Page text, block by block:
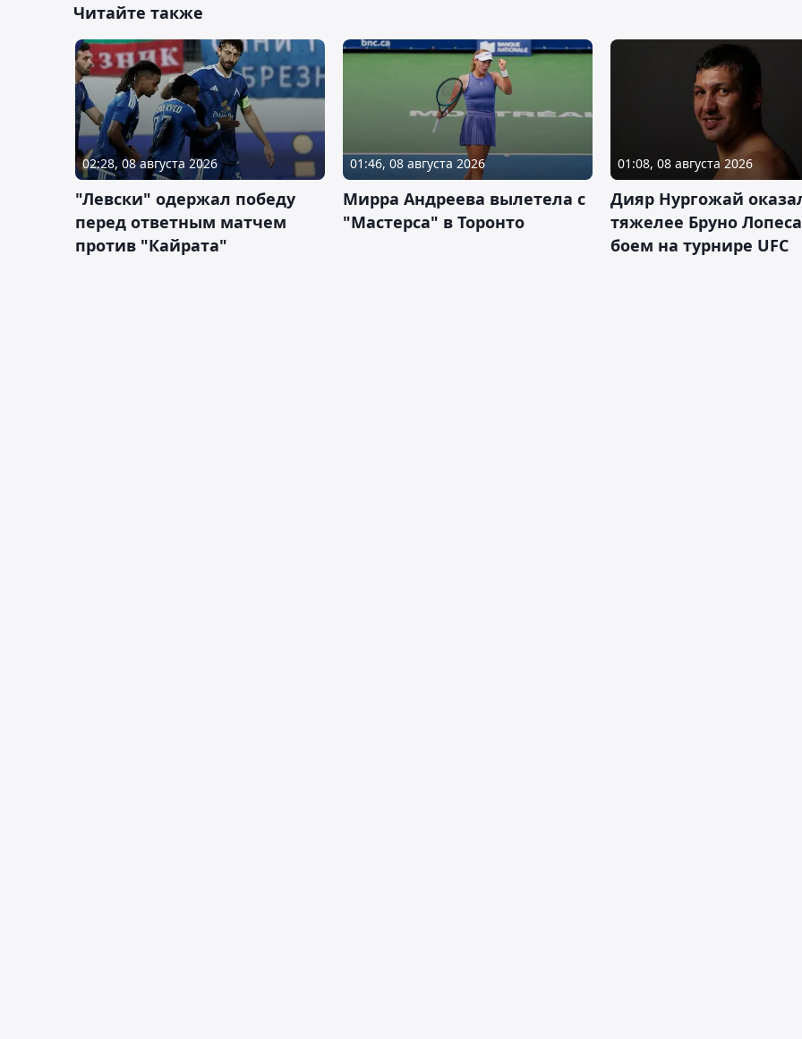
Читайте также
02:28, 08 августа 2026
"Левски" одержал победу
перед ответным матчем
против "Кайрата"
01:46, 08 августа 2026
Мирра Андреева вылетела с
"Мастерса" в Торонто
01:08, 08 августа 2026
Дияр Нургожай
тяжелее Бруно
боем на турнире UFC